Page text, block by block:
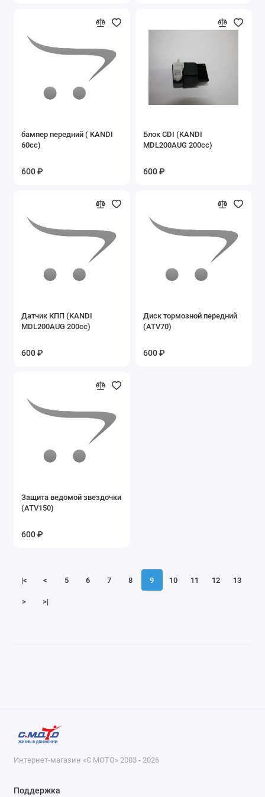
Запасные части на мотоциклы Lifan
Запасные части на Пегас
Запасные части на разные мопеды
Запасные части на разные мотоциклы
Запасные части на снегоскутер LMSS-2014
49cc
Запасные части на Трицикл
Запасные части на эл.квадроцикл ЕА15
Запасные части на электровелосипеды
Покрышки б/у
Сайлентблоки
Фильтры воздушные
бампер передний ( KANDI
60cc)
600 ₽
Блок CDI (KANDI
MDL200AUG 200cc)
600 ₽
Датчик КПП (KANDI
MDL200AUG 200cc)
600 ₽
Диск тормозной передний
(ATV70)
600 ₽
Защита ведомой звездочки
(ATV150)
600 ₽
|< < 5 6 7 8 9 10 11 12 13
> >|
Интернет-магазин «С.МОТО» 2003 - 2026
Поддержка